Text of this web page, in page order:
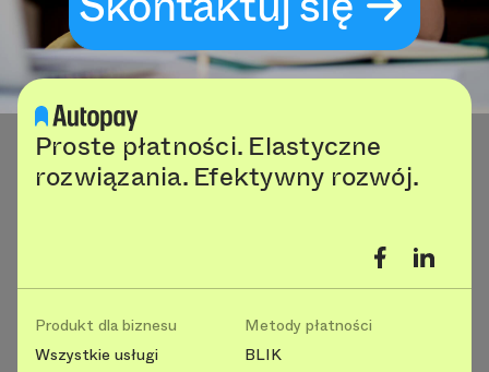
Proste płatności. Elastyczne
rozwiązania. Efektywny rozwój.
Produkt dla biznesu
Wszystkie usługi
Metody płatności
BLIK